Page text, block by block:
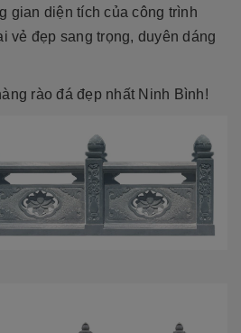
gian diện tích của công trình
vẻ đẹp sang trọng, duyên dáng
rào đá đẹp nhất Ninh Bình!